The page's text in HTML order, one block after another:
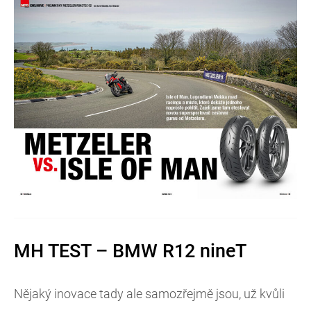
MH TEST – BMW R12 nineT
Nějaký inovace tady ale samozřejmě jsou, už kvůli